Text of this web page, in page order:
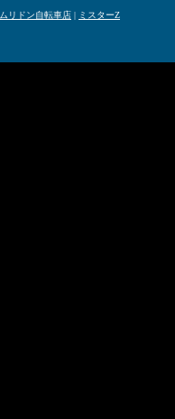
ムリドン自転車店 | ミスターZ